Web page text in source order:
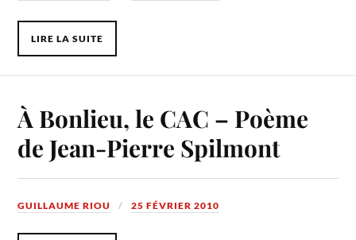
LIRE LA SUITE
À Bonlieu, le CAC – Poème
de Jean-Pierre Spilmont
GUILLAUME RIOU 25 FÉVRIER 2010